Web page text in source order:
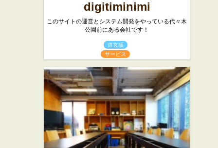
digitiminimi
このサイトの運営とシステム開発をやっている代々木
公園前にある会社です！
道玄坂
サービス